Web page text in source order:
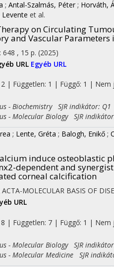
; Antal-Szalmás, Péter ; Horváth,
et al.
on Circulating
and Vascular
648 , 15 p. (2025)
URL Egyéb URL
| Független: 1 | Függő: 1 |
- Biochemistry SJR indikátor: Q1
- Molecular Biology SJR
; Lente, Gréta ; Balogh, Enikő ;
induce osteoblastic
dependent and
corneal calcification
MOLECULAR BASIS OF
URL
| Független: 7 | Függő: 1 |
- Molecular Biology SJR
- Molecular Medicine SJR